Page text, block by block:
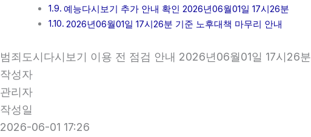
예능다시보기 추가 안내 확인 2026년06월01일 17시26분
2026년06월01일 17시26분 기준 노후대책 마무리 안내
범죄도시다시보기 이용 전 점검 안내 2026년06월01일 17시26분
작성자
관리자
작성일
2026-06-01 17:26